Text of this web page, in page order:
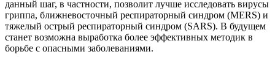
данный шаг, в частности, позволит лучше исследовать вирусы
гриппа, ближневосточный респираторный синдром (MERS) и
тяжелый острый респираторный синдром (SARS). В будущем
станет возможна выработка более эффективных методик в
борьбе с опасными заболеваниями.